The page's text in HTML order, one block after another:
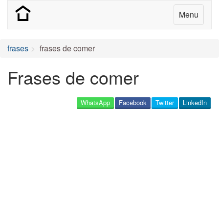
Menu
frases frases de comer
Frases de comer
LinkedIn
Twitter
Facebook
WhatsApp